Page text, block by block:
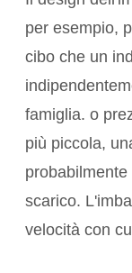
per esempio,
cibo che un
famiglia. o
più piccola,
scarico.
velocità con